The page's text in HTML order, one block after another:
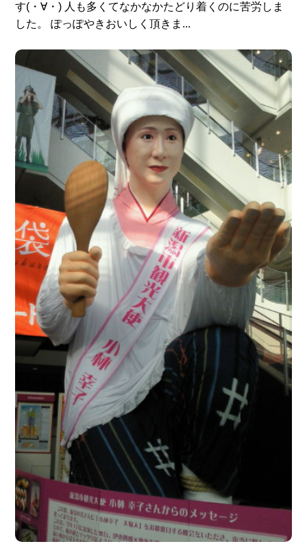
す(・∀・) 人も多くてなかなかたどり着くのに苦労しま
した。 ぽっぽやきおいしく頂きま...